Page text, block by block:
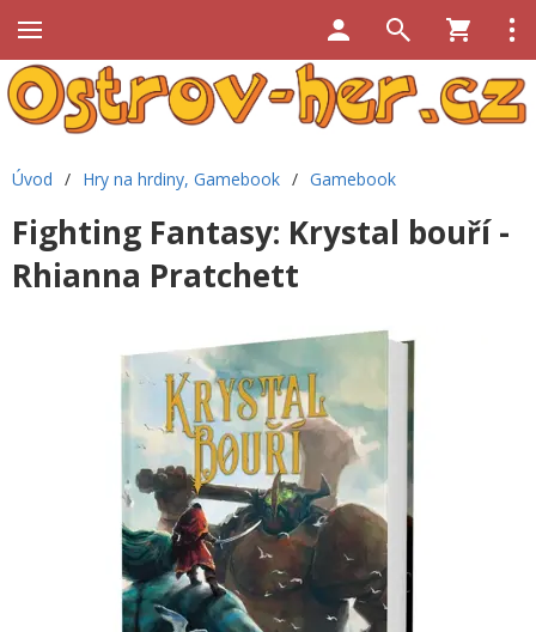
Úvod / Hry na hrdiny, Gamebook / Gamebook
Fighting Fantasy: Krystal bouří -
Rhianna Pratchett